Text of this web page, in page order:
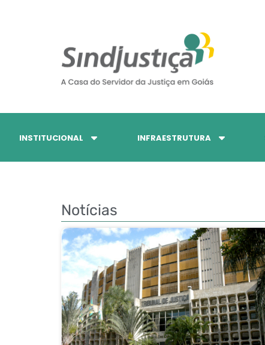
INSTITUCIONAL INFRAESTRUTURA
Notícias